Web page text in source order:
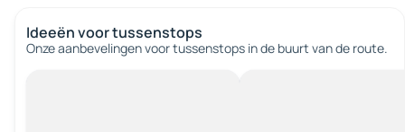
Ideeën voor tussenstops
Onze aanbevelingen voor tussenstops in de buurt van de route.